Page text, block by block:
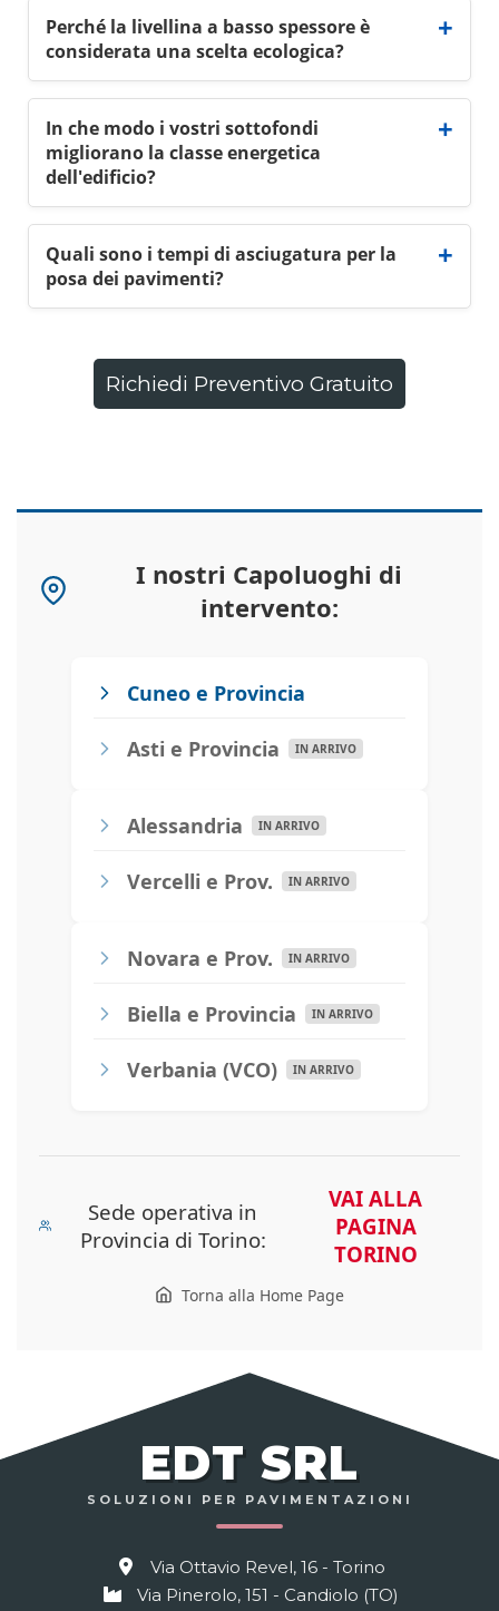
Perché la livellina a basso spessore è
considerata una scelta ecologica?
In che modo i vostri sottofondi
migliorano la classe energetica
dell'edificio?
Quali sono i tempi di asciugatura per la
posa dei pavimenti?
Richiedi Preventivo Gratuito
I nostri Capoluoghi di
intervento:
Cuneo e Provincia
Asti e Provincia IN ARRIVO
Alessandria IN ARRIVO
Vercelli e Prov. IN ARRIVO
Novara e Prov. IN ARRIVO
Biella e Provincia IN ARRIVO
Verbania (VCO) IN ARRIVO
Sede operativa in
Provincia di Torino:
VAI ALLA
PAGINA
TORINO
Torna alla Home Page
EDT SRL
SOLUZIONI PER PAVIMENTAZIONI
Via Ottavio Revel, 16 - Torino
Via Pinerolo, 151 - Candiolo (TO)